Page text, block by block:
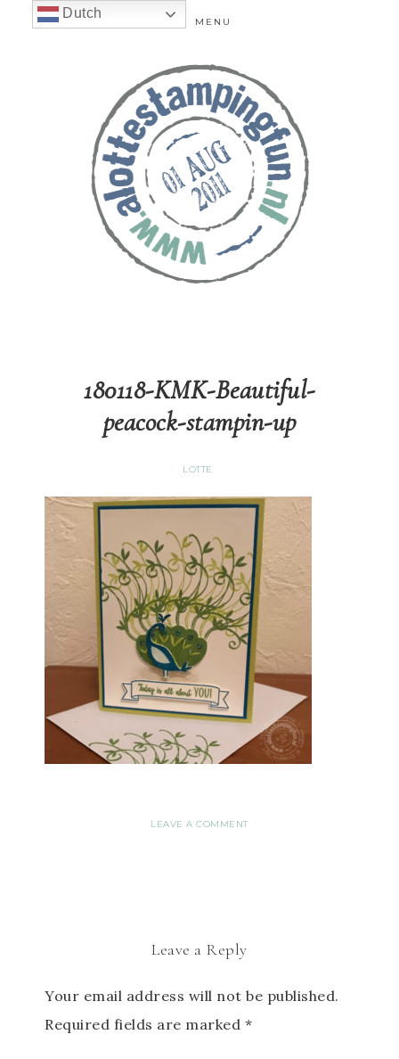
MENU
180118-KMK-Beautiful-
peacock-stampin-up
LOTTE
LEAVE A COMMENT
Leave a Reply
Your email address will not be published.
Required fields are marked *
Dutch